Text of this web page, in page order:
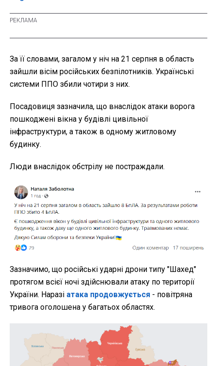
За її словами, загалом у ніч на 21 серпня в область
зайшли вісім російських безпілотників. Українські
системи ППО збили чотири з них.
Посадовиця зазначила, що внаслідок атаки ворога
пошкоджені вікна у будівлі цивільної
інфраструктури, а також в одному житловому
будинку.
Люди внаслідок обстрілу не постраждали.
Зазначимо, що російські ударні дрони типу "Шахед"
протягом всієї ночі здійснювали атаку по території
України. Наразі атака продовжується - повітряна
тривога оголошена у багатьох областях.